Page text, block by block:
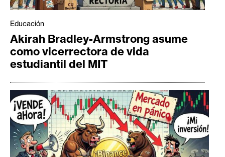
Educación
Akirah Bradley-Armstrong asume
como vicerrectora de vida
estudiantil del MIT